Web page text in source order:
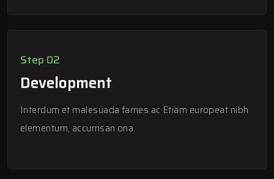
Step 02
Development
Interdum et malesuada fames ac Etiam europeat nibh
elementum, accumsan ona.